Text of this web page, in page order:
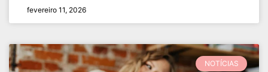
fevereiro 11, 2026
NOTÍCIAS